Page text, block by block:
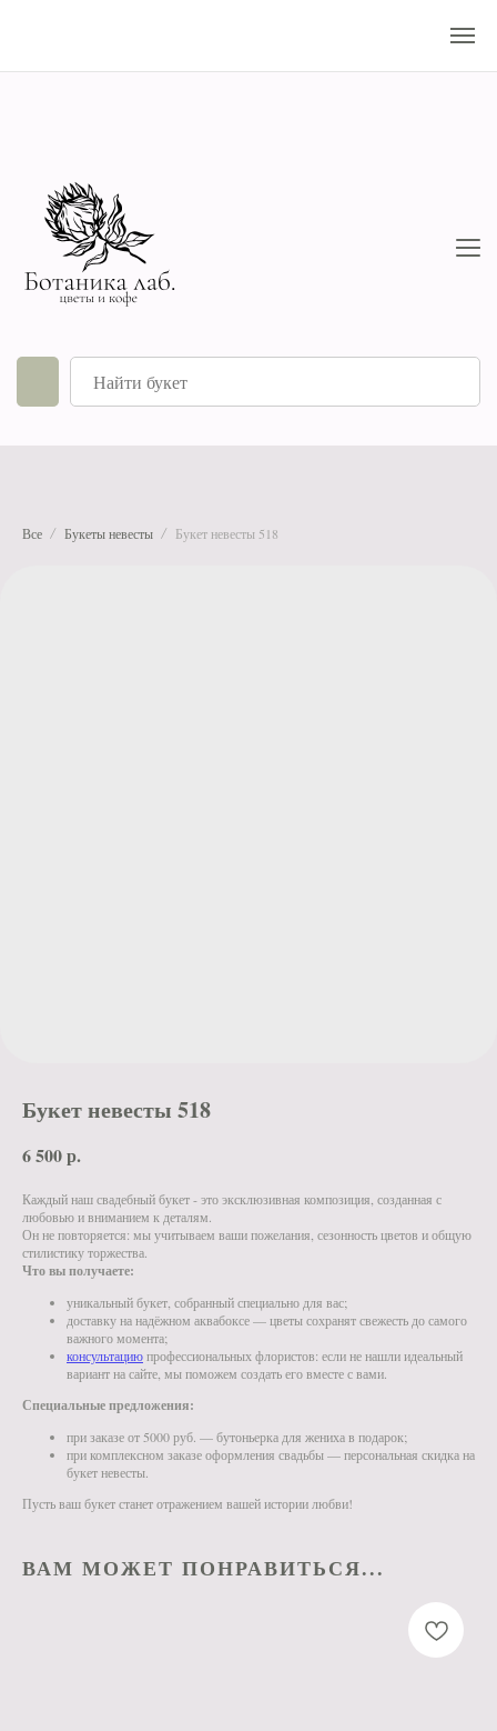
Все Букеты невесты Букет невесты 518
Букет невесты 518
6 500р.
Каждый наш свадебный букет - это эксклюзивная композиция, созданная с
любовью и вниманием к деталям.
Он не повторяется: мы учитываем ваши пожелания, сезонность цветов и общую
стилистику торжества.
Что вы получаете:
уникальный букет, собранный специально для вас;
доставку на надёжном аквабоксе — цветы сохранят свежесть до самого
важного момента;
консультациюпрофессиональных флористов: если не нашли идеальный
вариант на сайте, мы поможем создать его вместе с вами.
Специальные предложения:
при заказе от 5000 руб. — бутоньерка для жениха в подарок;
при комплексном заказе оформления свадьбы — персональная скидка на
букет невесты.
Пусть ваш букет станет отражением вашей истории любви!
ВАМ МОЖЕТ ПОНРАВИТЬСЯ...